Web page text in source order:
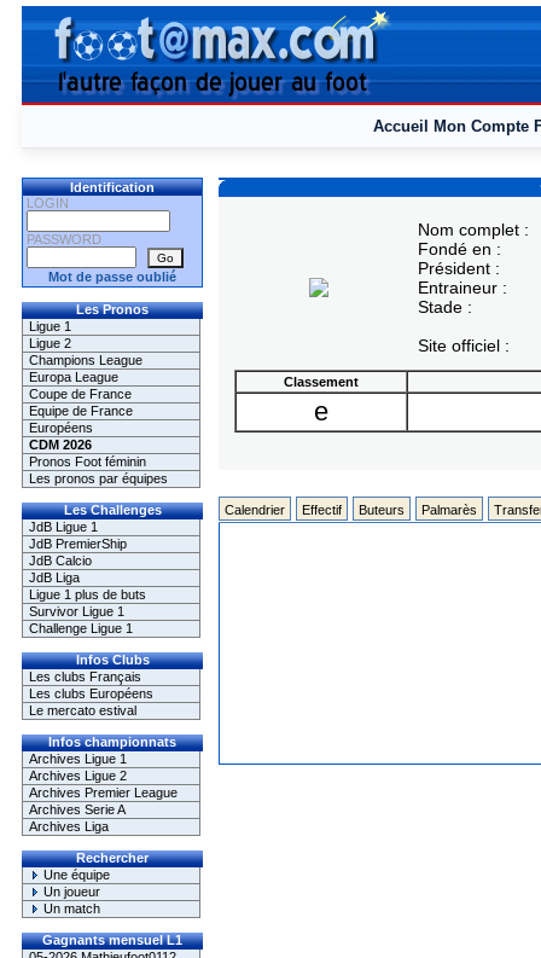
Accueil Mon Compte
Identification
LOGIN
PASSWORD
Mot de passe oublié
Les Pronos
Ligue 1
Ligue 2
Champions League
Europa League
Coupe de France
Equipe de France
Européens
CDM 2026
Pronos Foot féminin
Les pronos par équipes
Les Challenges
JdB Ligue 1
JdB PremierShip
JdB Calcio
JdB Liga
Ligue 1 plus de buts
Survivor Ligue 1
Challenge Ligue 1
Infos Clubs
Les clubs Français
Les clubs Européens
Le mercato estival
Infos championnats
Archives Ligue 1
Archives Ligue 2
Archives Premier League
Archives Serie A
Archives Liga
Rechercher
Une équipe
Un joueur
Un match
Gagnants mensuel L1
Nom complet :
Fondé en :
Président :
Entraineur :
Stade :
Site officiel :
Classement
e
Calendrier Effectif Buteurs Palmarès